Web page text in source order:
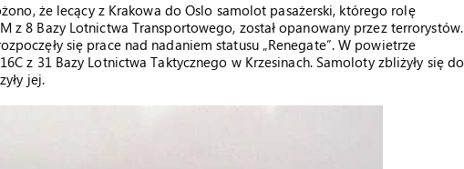
że lecący z Krakowa do Oslo samolot pasażerski, którego rolę
z 8 Bazy Lotnictwa Transportowego, został opanowany przez terrorystów.
się prace nad nadaniem statusu „Renegate”. W powietrze
z 31 Bazy Lotnictwa Taktycznego w Krzesinach. Samoloty zbliżyły się do
jej.